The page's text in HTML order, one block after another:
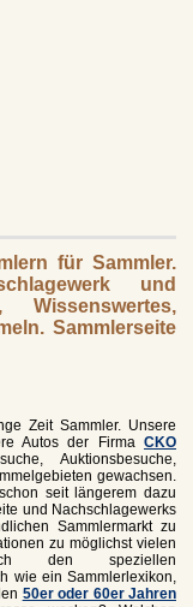
für Sammler.
und
Sammlerseite
Zeit Sammler. Unsere
Autos der Firma CKO
Auktionsbesuche,
gewachsen.
seit längerem dazu
und Nachschlagewerks
Sammlermarkt zu
zu möglichst vielen
den speziellen
wie ein Sammlerlexikon,
50er oder 60er Jahren